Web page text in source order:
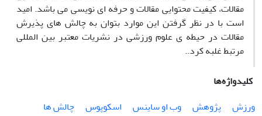
مقالات، کیفیت محتوایی مقالات و حرفه ای نویسی می باشد. امید
است با در نظر گرفتن این موارد بتوان به چالش های پذیرش
مقالات در حیطه ی علوم ورزشی در نشریات معتبر بین المللی
مرتبط غلبه کرد..
کلیدواژه‌ها
ورزش
پژوهش وب او ساینس اسکوپوس چالش ها